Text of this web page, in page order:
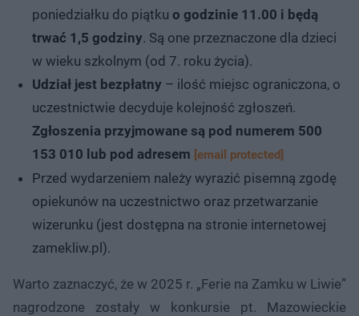
poniedziałku do piątku o godzinie 11.00 i będą
trwać 1,5 godziny. Są one przeznaczone dla dzieci
w wieku szkolnym (od 7. roku życia).
Udział jest bezpłatny – ilość miejsc ograniczona, o
uczestnictwie decyduje kolejność zgłoszeń.
Zgłoszenia przyjmowane są pod numerem 500
153 010 lub pod adresem [email protected]
Przed wydarzeniem należy wyrazić pisemną zgodę
opiekunów na uczestnictwo oraz przetwarzanie
wizerunku (jest dostępna na stronie internetowej
zamekliw.pl).
Warto zaznaczyć, że w 2025 r. „Ferie na Zamku w Liwie”
nagrodzone zostały w konkursie pt. Mazowieckie